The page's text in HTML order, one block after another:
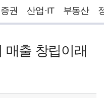
증권 산업·IT 부동산
매출 창립이래